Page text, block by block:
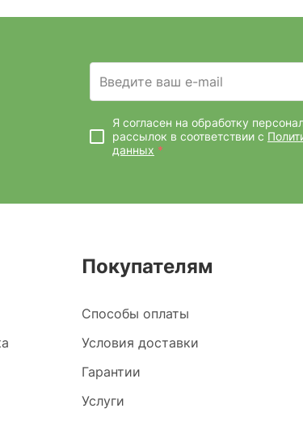
Введите ваш e-mail
Я согласен на обработку
рассылок в соответствии с
данных *
Покупателям
Способы оплаты
Условия доставки
Гарантии
Услуги